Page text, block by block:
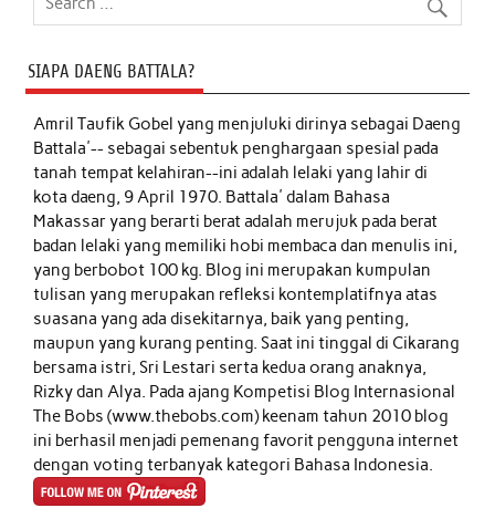
SIAPA DAENG BATTALA?
Amril Taufik Gobelyang menjuluki dirinya sebagai Daeng
Battala'-- sebagai sebentuk penghargaan spesial pada
tanah tempat kelahiran--ini adalah lelaki yang lahir di
kota daeng, 9 April 1970. Battala' dalam Bahasa
Makassar yang berarti berat adalah merujuk pada berat
badan lelaki yang memiliki hobi membaca dan menulis ini,
yang berbobot 100 kg. Blog ini merupakan kumpulan
tulisan yang merupakan refleksi kontemplatifnya atas
suasana yang ada disekitarnya, baik yang penting,
maupun yang kurang penting. Saat ini tinggal di Cikarang
bersama istri, Sri Lestari serta kedua orang anaknya,
Rizky dan Alya. Pada ajang Kompetisi Blog Internasional
The Bobs (www.thebobs.com) keenam tahun 2010 blog
ini berhasil menjadi pemenang favorit pengguna internet
dengan voting terbanyak kategori Bahasa Indonesia.